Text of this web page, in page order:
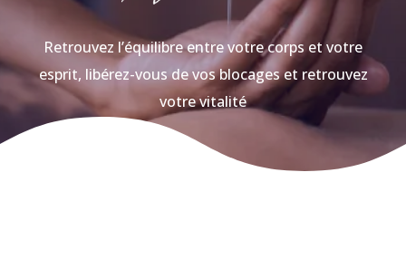
Retrouvez l’équilibre entre votre corps et votre
esprit, libérez-vous de vos blocages et retrouvez
votre vitalité